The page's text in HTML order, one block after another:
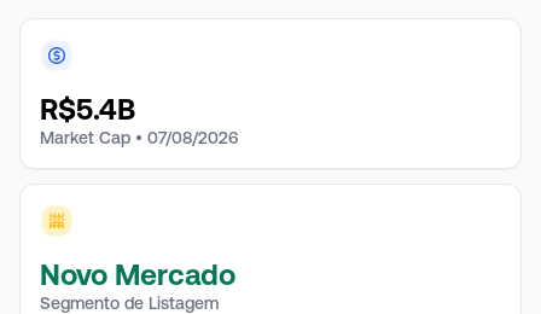
(PME), individual e por adesão. A operação de planos
A estratégia de possuir uma rede própria visa permitir
um maior controle sobre os custos assistenciais e os
R$5.4B
Market Cap • 07/08/2026
Novo Mercado
Segmento de Listagem